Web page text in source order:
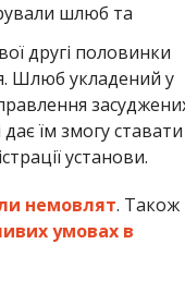
шлюб та
другі половинки
Шлюб укладений у
дає їм змогу ставати
установи.
немовлят. Також
умовах в